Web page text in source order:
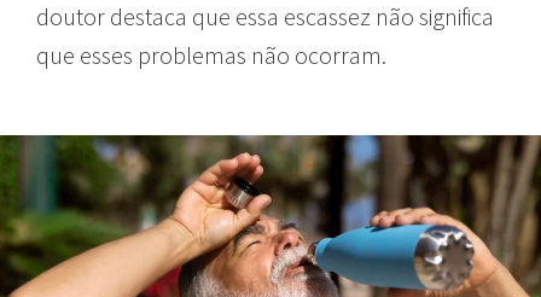
doutor destaca que essa escassez não significa
que esses problemas não ocorram.